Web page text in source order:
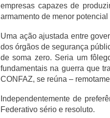
empresas capazes de
armamento de menor
Uma ação ajustada entre
dos órgãos de segurança
de soma zero. Seria um
fundamentais na guerra que
CONFAZ, se reúna –
Independentemente de
Federativo sério e resoluto.